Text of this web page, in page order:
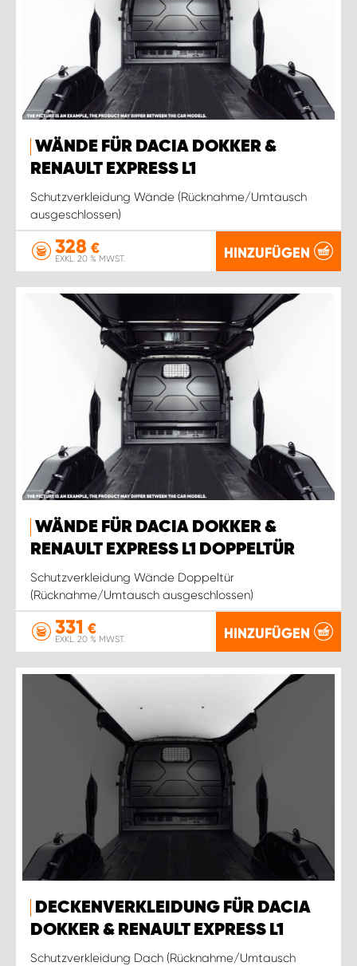
WÄNDE FÜR DACIA DOKKER &
RENAULT EXPRESS L1
Schutzverkleidung Wände (Rücknahme/Umtausch
ausgeschlossen)
328 €
EXKL. 20 % MWST. HINZUFÜGEN
WÄNDE FÜR DACIA DOKKER &
RENAULT EXPRESS L1 DOPPELTÜR
Schutzverkleidung Wände Doppeltür
(Rücknahme/Umtausch ausgeschlossen)
331 €
EXKL. 20 % MWST. HINZUFÜGEN
DECKENVERKLEIDUNG FÜR DACIA
DOKKER & RENAULT EXPRESS L1
Schutzverkleidung Dach (Rücknahme/Umtausch